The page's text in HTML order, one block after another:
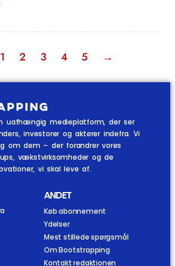
1 2 3 4 5 →
uafhængig medieplatform, der ser
investorer og aktører indefra. Vi
om dem – der forandrer vores
vækstvirksomheder og de
vi skal leve af.
ANDET
Køb abonnement
Ydelser
Mest stillede spørgsmål
Om Bootstrapping
Kontakt redaktionen